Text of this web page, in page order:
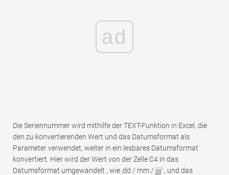
ad
Die Seriennummer wird mithilfe der TEXT-Funktion in Excel, die
den zu konvertierenden Wert und das Datumsformat als
Parameter verwendet, weiter in ein lesbares Datumsformat
konvertiert. Hier wird der Wert von der Zelle C4 in das
Datumsformat umgewandelt , wie ‚dd / mm / jjjj‘ , und das